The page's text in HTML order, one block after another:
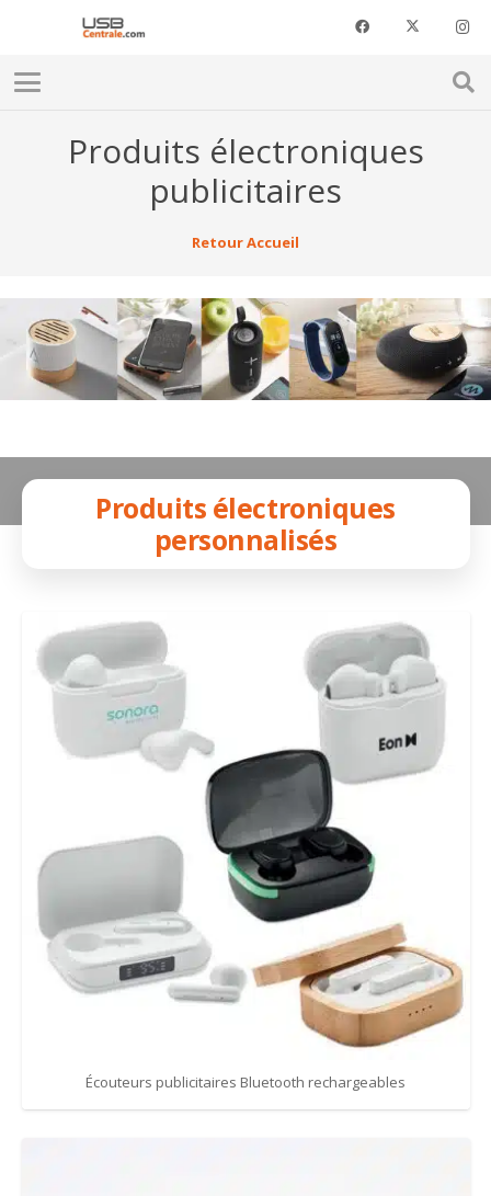
Produits électroniques
publicitaires
Retour Accueil
Produits électroniques
personnalisés
Écouteurs publicitaires Bluetooth rechargeables